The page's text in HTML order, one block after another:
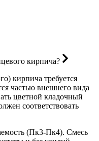
кирпича?
кирпича требуется
частью внешнего вида
цветной кладочный
соответствовать
(Пк3-Пк4). Смесь